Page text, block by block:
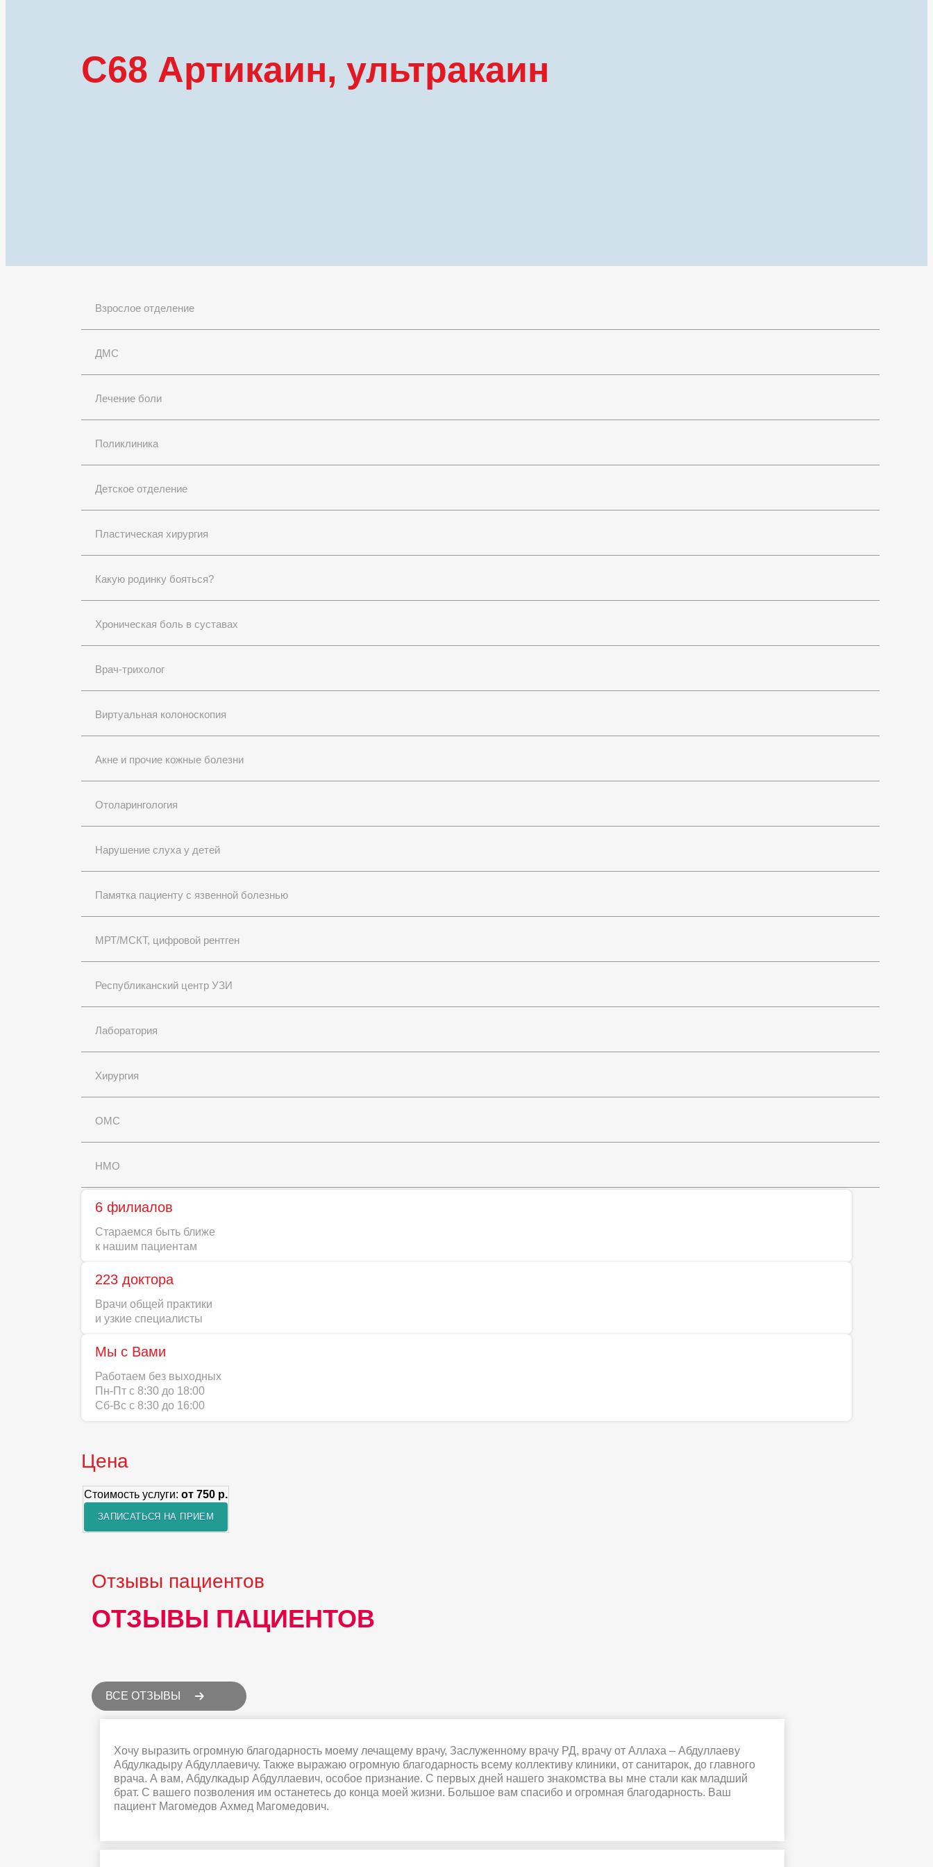
С68 Артикаин, ультракаин
Взрослое отделение
ДМС
Лечение боли
Поликлиника
Детское отделение
Пластическая хирургия
Какую родинку бояться?
Хроническая боль в суставах
Врач-трихолог
Виртуальная колоноскопия
Акне и прочие кожные болезни
Отоларингология
Нарушение слуха у детей
Памятка пациенту с язвенной болезнью
МРТ/МСКТ, цифровой рентген
Республиканский центр УЗИ
Лаборатория
Хирургия
ОМС
НМО
6 филиалов
Стараемся быть ближе
к нашим пациентам
223 доктора
Врачи общей практики
и узкие специалисты
Мы с Вами
Работаем без выходных
Пн-Пт с 8:30 до 18:00
Сб-Вс с 8:30 до 16:00
Цена
Стоимость услуги: от 750 р.
ЗАПИСАТЬСЯ НА ПРИЕМ
Отзывы пациентов
ОТЗЫВЫ ПАЦИЕНТОВ
ВСЕ ОТЗЫВЫ
Хочу выразить огромную благодарность моему лечащему врачу, Заслуженному врачу РД, врачу от Аллаха – Абдуллаеву
Абдулкадыру Абдуллаевичу. Также выражаю огромную благодарность всему коллективу клиники, от санитарок, до главного
врача. А вам, Абдулкадыр Абдуллаевич, особое признание. С первых дней нашего знакомства вы мне стали как младший
брат. С вашего позволения им останетесь до конца моей жизни. Большое вам спасибо и огромная благодарность. Ваш
пациент Магомедов Ахмед Магомедович.